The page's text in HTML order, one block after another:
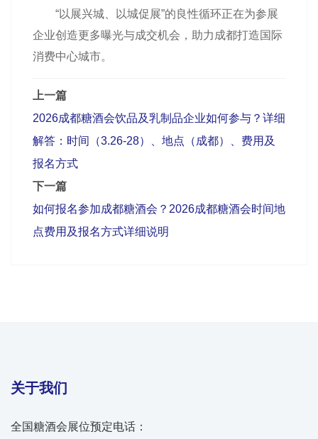
“以展兴城、以城促展”的良性循环正在为参展
企业创造更多曝光与成交机会，助力成都打造国际
消费中心城市。
上一篇
2026成都糖酒会饮品及乳制品企业如何参与？详细
解答：时间（3.26-28）、地点（成都）、费用及
报名方式
下一篇
如何报名参加成都糖酒会？2026成都糖酒会时间地
点费用及报名方式详细说明
关于我们
全国糖酒会展位预定电话：